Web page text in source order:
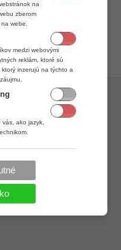
osobných údajov
na
zberom
webe.
medzi webovými
reklám, ktoré sú
inzerujú na týchto a
ako jazyk,